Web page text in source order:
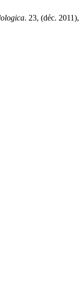
. 23, (déc.